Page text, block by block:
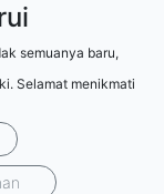
semuanya baru,
Selamat menikmati